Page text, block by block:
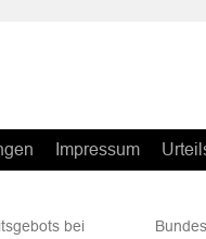
Impressum
bei